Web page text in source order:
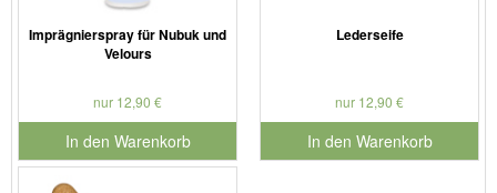
Imprägnierspray für Nubuk und
Velours
nur 12,90 €
In den Warenkorb
für Produktnummer 901179
Lederseife
nur 12,90 €
In den Warenkorb
für Produktnummer 901127